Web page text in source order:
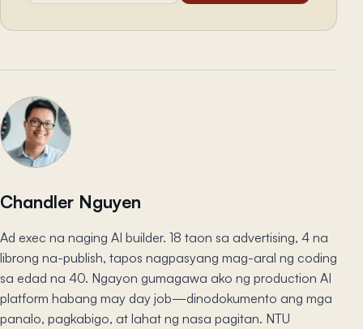
Chandler Nguyen
Ad exec na naging AI builder. 18 taon sa advertising, 4 na
librong na-publish, tapos nagpasyang mag-aral ng coding
sa edad na 40. Ngayon gumagawa ako ng production AI
platform habang may day job—dinodokumento ang mga
panalo, pagkabigo, at lahat ng nasa pagitan. NTU